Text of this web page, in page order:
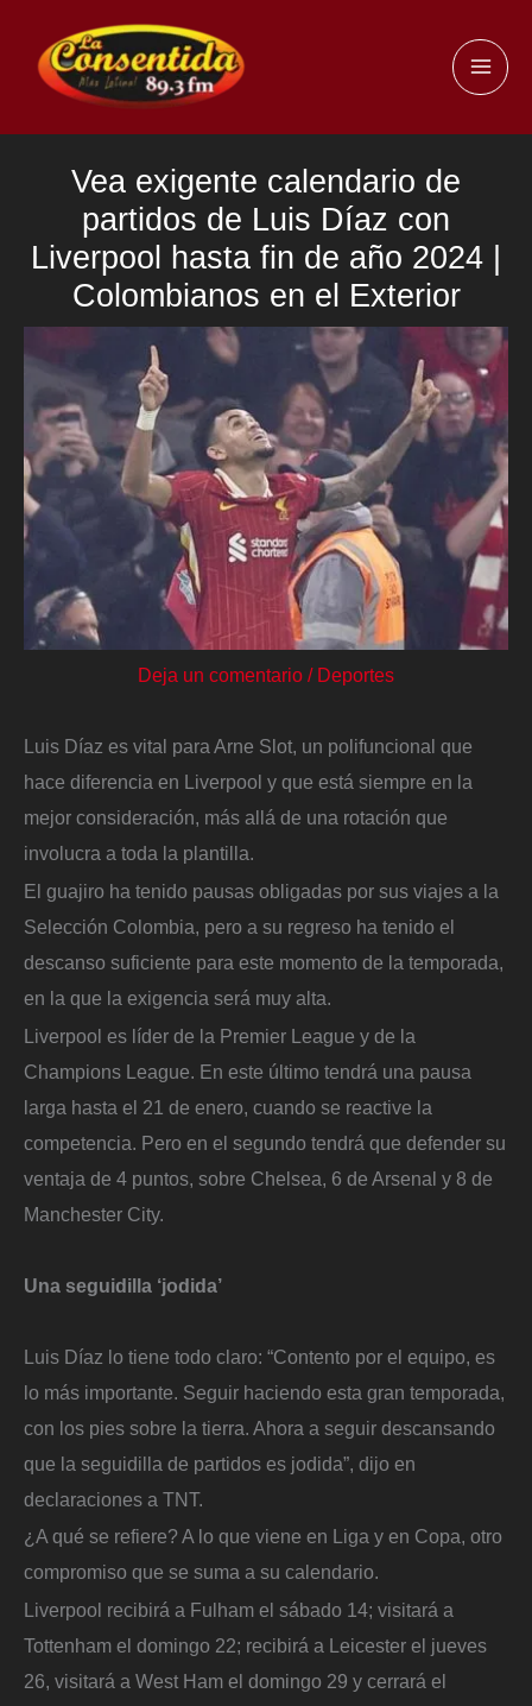
contenido
Vea exigente calendario de
partidos de Luis Díaz con
Liverpool hasta fin de año 2024 |
Colombianos en el Exterior
Deja un comentario / Deportes
Luis Díaz es vital para Arne Slot, un polifuncional que
hace diferencia en Liverpool y que está siempre en la
mejor consideración, más allá de una rotación que
involucra a toda la plantilla.
El guajiro ha tenido pausas obligadas por sus viajes a la
Selección Colombia, pero a su regreso ha tenido el
descanso suficiente para este momento de la temporada,
en la que la exigencia será muy alta.
Liverpool es líder de la Premier League y de la
Champions League. En este último tendrá una pausa
larga hasta el 21 de enero, cuando se reactive la
competencia. Pero en el segundo tendrá que defender su
ventaja de 4 puntos, sobre Chelsea, 6 de Arsenal y 8 de
Manchester City.
Una seguidilla ‘jodida’
Luis Díaz lo tiene todo claro: “Contento por el equipo, es
lo más importante. Seguir haciendo esta gran temporada,
con los pies sobre la tierra. Ahora a seguir descansando
que la seguidilla de partidos es jodida”, dijo en
declaraciones a TNT.
¿A qué se refiere? A lo que viene en Liga y en Copa, otro
compromiso que se suma a su calendario.
Liverpool recibirá a Fulham el sábado 14; visitará a
Tottenham el domingo 22; recibirá a Leicester el jueves
26, visitará a West Ham el domingo 29 y cerrará el